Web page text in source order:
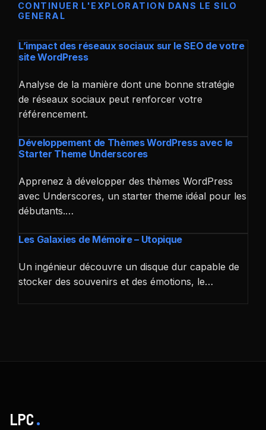
CONTINUER L'EXPLORATION DANS LE SILO
GENERAL
L’impact des réseaux sociaux sur le SEO de votre
site WordPress
Analyse de la manière dont une bonne stratégie
de réseaux sociaux peut renforcer votre
référencement.
Développement de Thèmes WordPress avec le
Starter Theme Underscores
Apprenez à développer des thèmes WordPress
avec Underscores, un starter theme idéal pour les
débutants.…
Les Galaxies de Mémoire – Utopique
Un ingénieur découvre un disque dur capable de
stocker des souvenirs et des émotions, le…
LPC.